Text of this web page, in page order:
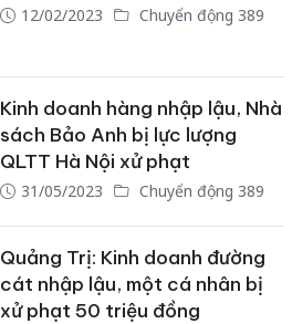
12/02/2023 Chuyển động 389
Kinh doanh hàng nhập lậu, Nhà
sách Bảo Anh bị lực lượng
QLTT Hà Nội xử phạt
31/05/2023 Chuyển động 389
Quảng Trị: Kinh doanh đường
cát nhập lậu, một cá nhân bị
xử phạt 50 triệu đồng